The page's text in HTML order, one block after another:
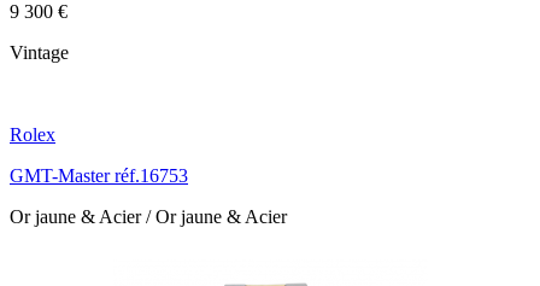
9 300 €
Vintage
Rolex
GMT-Master réf.16753
Or jaune & Acier / Or jaune & Acier